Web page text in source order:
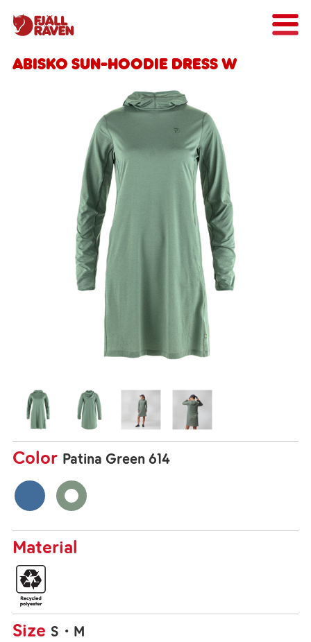
Abisko Sun-hoodie Dress W
Color Patina Green 614
Material
Size S M